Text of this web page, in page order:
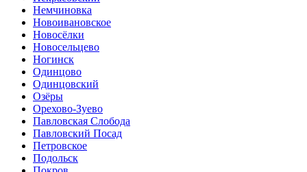
Немчиновка
Новоивановское
Новосёлки
Новосельцево
Ногинск
Одинцово
Одинцовский
Озёры
Орехово-Зуево
Павловская Слобода
Павловский Посад
Петровское
Подольск